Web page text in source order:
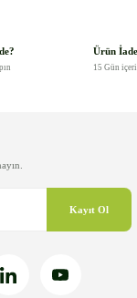
Ürün
15 Gün
Kayıt Ol